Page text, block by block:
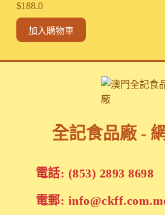
$188.0
加入購物車
全記食品廠 -
電話: (853) 2893 8698
電郵: